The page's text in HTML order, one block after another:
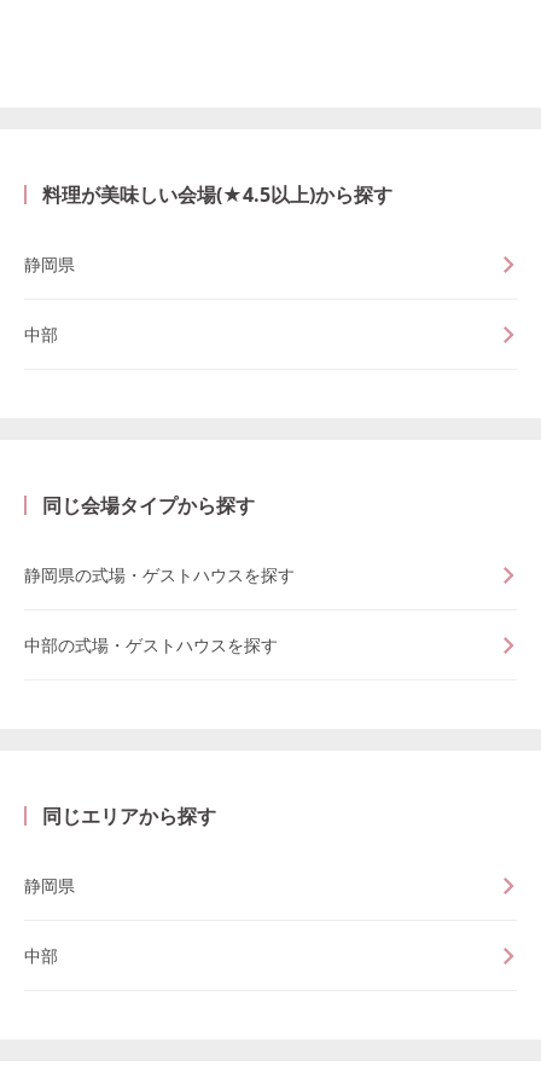
料理が美味しい会場(★4.5以上)から探す
静岡県
中部
同じ会場タイプから探す
静岡県の式場・ゲストハウスを探す
中部の式場・ゲストハウスを探す
同じエリアから探す
静岡県
中部